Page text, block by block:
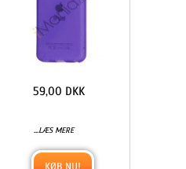
...LÆS MERE
59,00 DKK